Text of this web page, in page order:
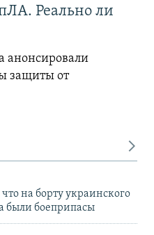
Реально ли
анонсировали
защиты от
на борту украинского
были боеприпасы